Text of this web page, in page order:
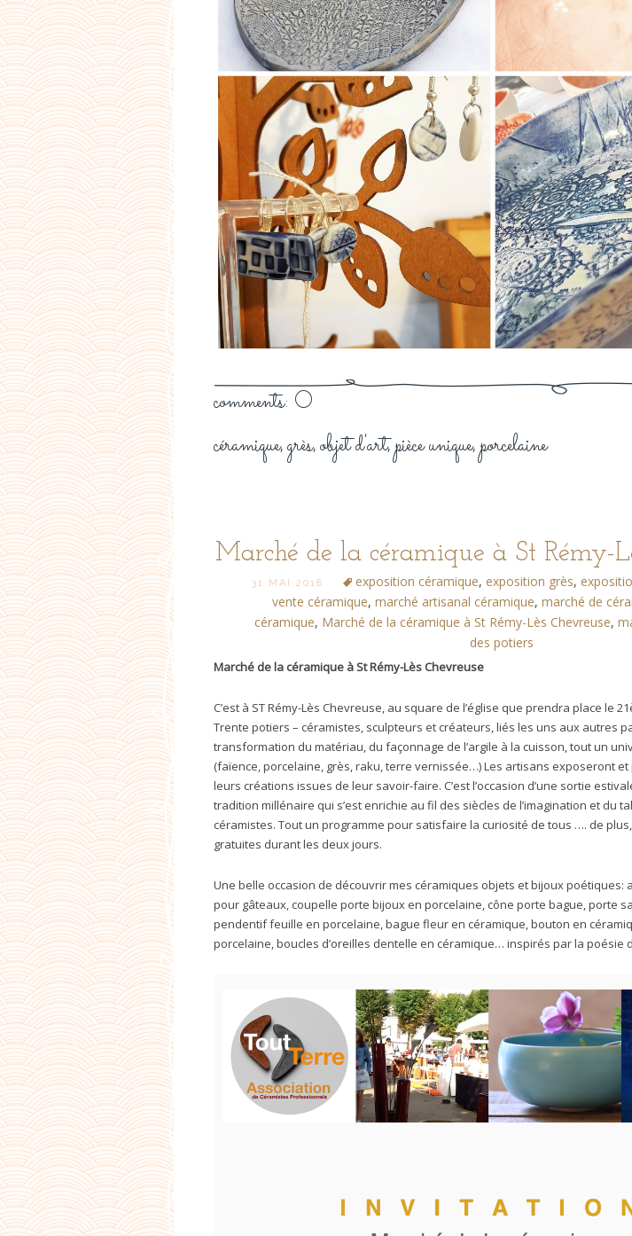
comments: 0
céramique, grès, objet d'art, pièce unique, porcelaine
Marché de la céramique à St Rémy-
31 MAI 2018 exposition céramique, exposition grès,
vente céramique,marché artisanal céramique,marché de
céramique, Marché de la céramique à St Rémy-Lès Chevreuse,
des potiers
Marché de la céramique à St Rémy-Lès Chevreuse
C’est à ST Rémy-Lès Chevreuse, au square de l’église que prendra place le
Trente potiers – céramistes, sculpteurs et créateurs, liés les uns aux autres
transformation du matériau, du façonnage de l’argile à la cuisson, tout un
(faïence, porcelaine, grès, raku, terre vernissée…) Les artisans exposeront
leurs créations issues de leur savoir-faire. C’est l’occasion d’une sortie
tradition millénaire qui s’est enrichie au fil des siècles de l’imagination et du
céramistes. Tout un programme pour satisfaire la curiosité de tous …. de
gratuites durant les deux jours.
Une belle occasion de découvrir mes céramiques objets et bijoux poétiques:
pour gâteaux, coupelle porte bijoux en porcelaine, cône porte bague, porte
pendentif feuille en porcelaine, bague fleur en céramique, bouton en
porcelaine, boucles d’oreilles dentelle en céramique… inspirés par la poésie